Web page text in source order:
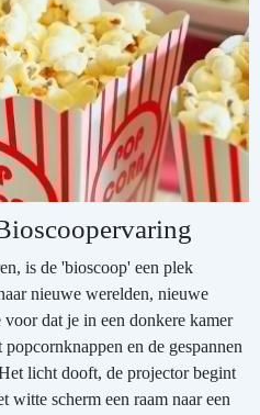
is de 'bioscoop' een plek
nieuwe werelden, nieuwe
dat je in een donkere kamer
en de gespannen
licht dooft, de projector begint
witte scherm een raam naar een